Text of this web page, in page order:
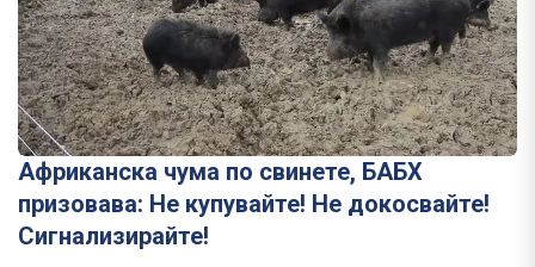
Африканска чума по свинете, БАБХ
призовава: Не купувайте! Не докосвайте!
Сигнализирайте!